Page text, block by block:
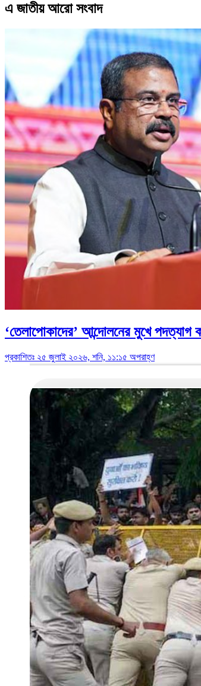
এ জাতীয় আরো সংবাদ
‘তেলাপোকাদের’ আন্দোলনের মুখে পদত্যাগ
প্রকাশিতঃ ২৫ জুলাই ২০২৬, শনি, ১১:১৫ অপরাহ্ণ